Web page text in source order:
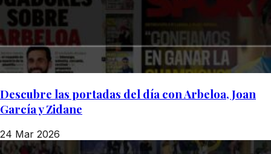
Descubre las portadas del día con Arbeloa, Joan
García y Zidane
24 Mar 2026